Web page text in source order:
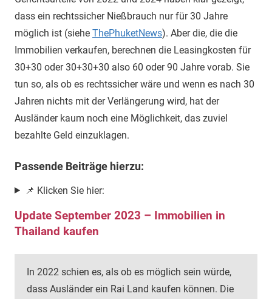
dass ein rechtssicher Nießbrauch nur für 30 Jahre
möglich ist (siehe ThePhuketNews). Aber die, die die
Immobilien verkaufen, berechnen die Leasingkosten für
30+30 oder 30+30+30 also 60 oder 90 Jahre vorab. Sie
tun so, als ob es rechtssicher wäre und wenn es nach 30
Jahren nichts mit der Verlängerung wird, hat der
Ausländer kaum noch eine Möglichkeit, das zuviel
bezahlte Geld einzuklagen.
Passende Beiträge hierzu:
📌 Klicken Sie hier:
Update September 2023 – Immobilien in
Thailand kaufen
In 2022 schien es, als ob es möglich sein würde,
dass Ausländer ein Rai Land kaufen können. Die